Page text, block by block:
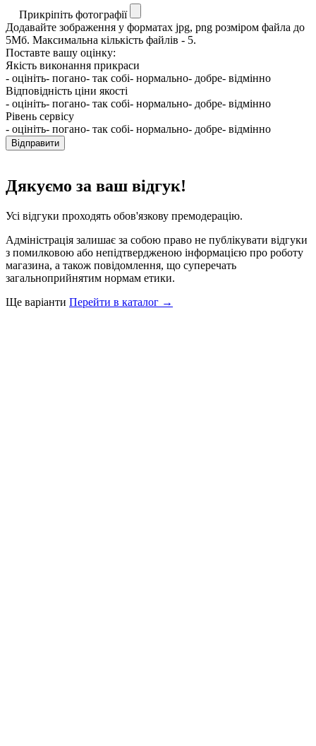
Прикріпіть фотографії
Додавайте зображення у форматах jpg, png розміром файла до
5Мб. Максимальна кількість файлів - 5.
Поставте вашу оцінку:
Якість виконання прикраси
- оцініть- погано- так собі- нормально- добре- відмінно
Відповідність ціни якості
- оцініть- погано- так собі- нормально- добре- відмінно
Рівень сервісу
- оцініть- погано- так собі- нормально- добре- відмінно
Відправити
Дякуємо за ваш відгук!
Усі відгуки проходять обов'язкову премодерацію.
Адміністрація залишає за собою право не публікувати відгуки
з помилковою або непідтвердженою інформацією про роботу
магазина, а також повідомлення, що суперечать
загальноприйнятим нормам етики.
Ще варіанти Перейти в каталог →